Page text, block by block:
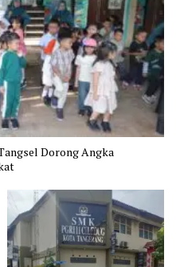
Dorong Angka